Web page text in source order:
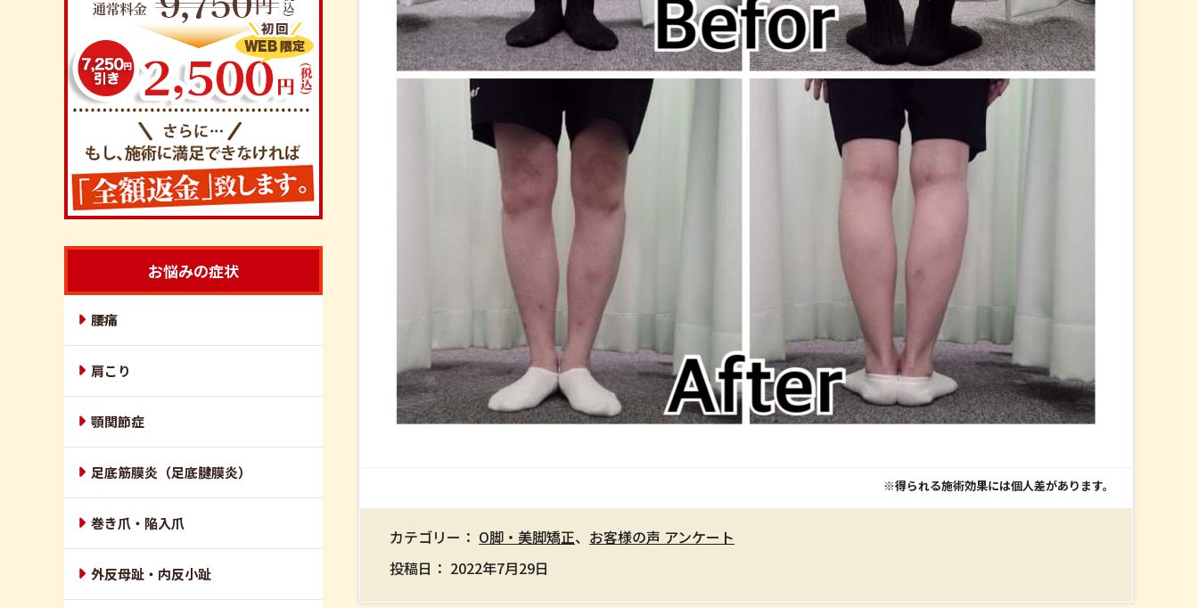
※得られる施術効果には個人差があります。
カテゴリー： O脚・美脚矯正、 お客様の声 アンケート
投稿日： 2022年7月29日
お悩みの症状
腰痛
肩こり
顎関節症
足底筋膜炎（足底腱膜炎）
巻き爪・陥入爪
外反母趾・内反小趾